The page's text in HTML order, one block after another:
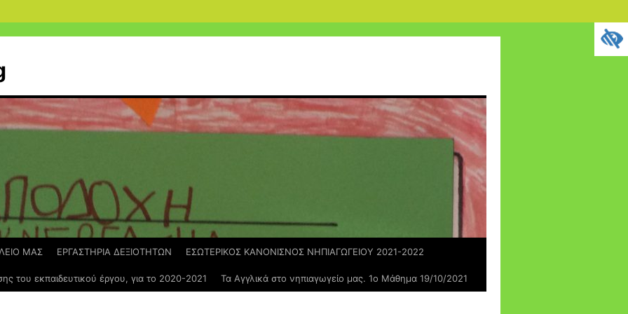
ΜΑΣ ΕΡΓΑΣΤΗΡΙΑ ΔΕΞΙΟΤΗΤΩΝ ΕΣΩΤΕΡΙΚΟΣ ΚΑΝΟΝΙΣΝΟΣ ΝΗΠΙΑΓΩΓΕΙΟΥ 2021-2022
του εκπαιδευτικού έργου, για το 2020-2021 Τα Αγγλικά στο νηπιαγωγείο μας. 1ο Μάθημα 19/10/2021